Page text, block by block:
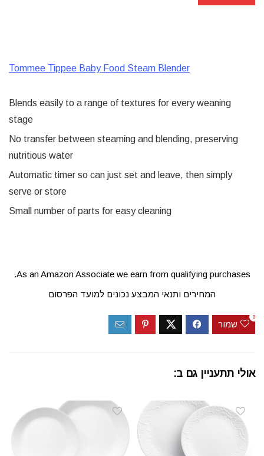
Tommee Tippee Baby Food Steam Blender
Blends easily to a range of textures for every weaning
stage
No transfer between steaming and blending, preserving
nutritious water
Automatic timer so can just set and leave, then simply
serve or store
Small number of parts for easy cleaning
As an Amazon Associate we earn from qualifying purchases.
המחירים ותנאי המבצע נכונים למועד הפרסום
שמור
0
אולי תתעניין גם ב: